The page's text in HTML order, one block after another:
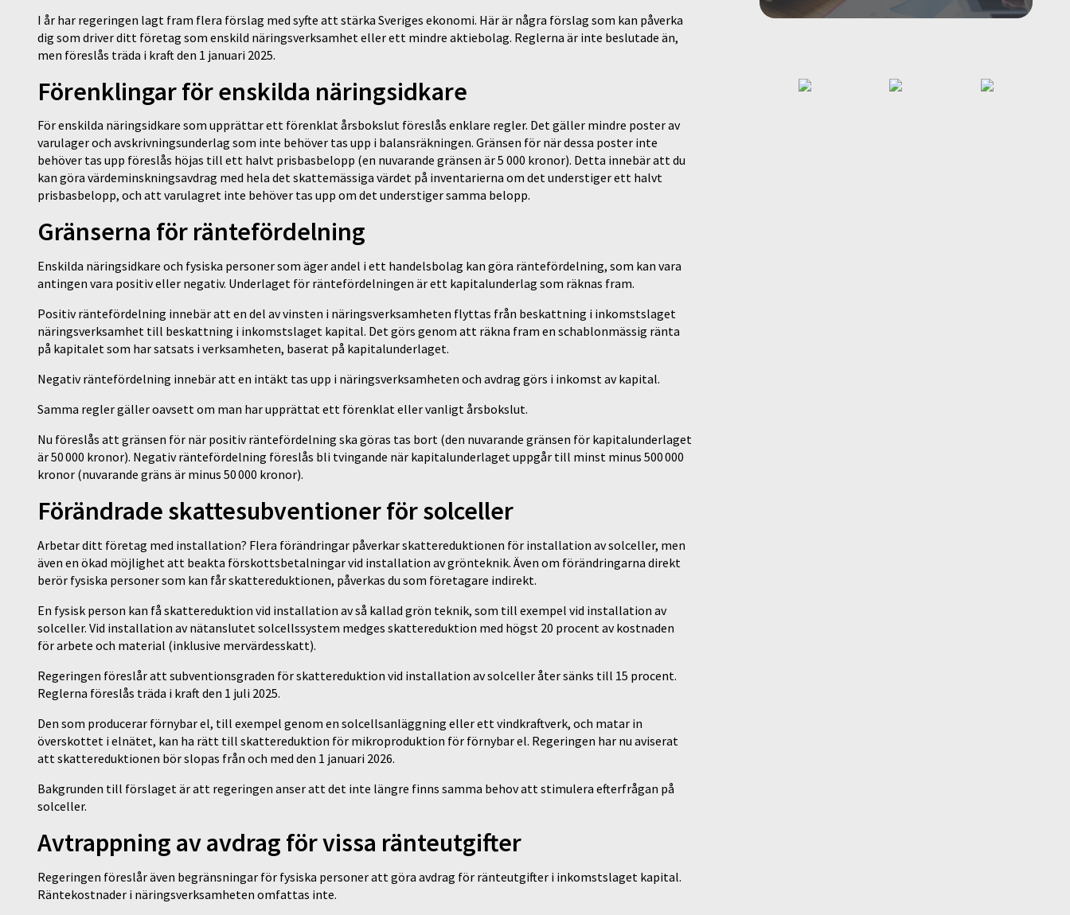
I år har regeringen lagt fram flera förslag med syfte att stärka Sveriges ekonomi. Här är några förslag som kan påverka
dig som driver ditt företag som enskild näringsverksamhet eller ett mindre aktiebolag. Reglerna är inte beslutade än,
men föreslås träda i kraft den 1 januari 2025.
Förenklingar för enskilda näringsidkare
För enskilda näringsidkare som upprättar ett förenklat årsbokslut föreslås enklare regler. Det gäller mindre poster av
varulager och avskrivningsunderlag som inte behöver tas upp i balansräkningen. Gränsen för när dessa poster inte
behöver tas upp föreslås höjas till ett halvt prisbasbelopp (en nuvarande gränsen är 5 000 kronor). Detta innebär att du
kan göra värdeminskningsavdrag med hela det skattemässiga värdet på inventarierna om det understiger ett halvt
prisbasbelopp, och att varulagret inte behöver tas upp om det understiger samma belopp.
Gränserna för räntefördelning
Enskilda näringsidkare och fysiska personer som äger andel i ett handelsbolag kan göra räntefördelning, som kan vara
antingen vara positiv eller negativ. Underlaget för räntefördelningen är ett kapitalunderlag som räknas fram.
Positiv räntefördelning innebär att en del av vinsten i näringsverksamheten flyttas från beskattning i inkomstslaget
näringsverksamhet till beskattning i inkomstslaget kapital. Det görs genom att räkna fram en schablonmässig ränta
på kapitalet som har satsats i verksamheten, baserat på kapitalunderlaget.
Negativ räntefördelning innebär att en intäkt tas upp i näringsverksamheten och avdrag görs i inkomst av kapital.
Samma regler gäller oavsett om man har upprättat ett förenklat eller vanligt årsbokslut.
Nu föreslås att gränsen för när positiv räntefördelning ska göras tas bort (den nuvarande gränsen för kapitalunderlaget
är 50 000 kronor). Negativ räntefördelning föreslås bli tvingande när kapitalunderlaget uppgår till minst minus 500 000
kronor (nuvarande gräns är minus 50 000 kronor).
Förändrade skattesubventioner för solceller
Arbetar ditt företag med installation? Flera förändringar påverkar skattereduktionen för installation av solceller, men
även en ökad möjlighet att beakta förskottsbetalningar vid installation av grönteknik. Även om förändringarna direkt
berör fysiska personer som kan får skattereduktionen, påverkas du som företagare indirekt.
En fysisk person kan få skattereduktion vid installation av så kallad grön teknik, som till exempel vid installation av
solceller. Vid installation av nätanslutet solcellssystem medges skattereduktion med högst 20 procent av kostnaden
för arbete och material (inklusive mervärdesskatt).
Regeringen föreslår att subventionsgraden för skattereduktion vid installation av solceller åter sänks till 15 procent.
Reglerna föreslås träda i kraft den 1 juli 2025.
Den som producerar förnybar el, till exempel genom en solcellsanläggning eller ett vindkraftverk, och matar in
överskottet i elnätet, kan ha rätt till skattereduktion för mikroproduktion för förnybar el. Regeringen har nu aviserat
att skattereduktionen bör slopas från och med den 1 januari 2026.
Bakgrunden till förslaget är att regeringen anser att det inte längre finns samma behov att stimulera efterfrågan på
solceller.
Avtrappning av avdrag för vissa ränteutgifter
Regeringen föreslår även begränsningar för fysiska personer att göra avdrag för ränteutgifter i inkomstslaget kapital.
Räntekostnader i näringsverksamheten omfattas inte.